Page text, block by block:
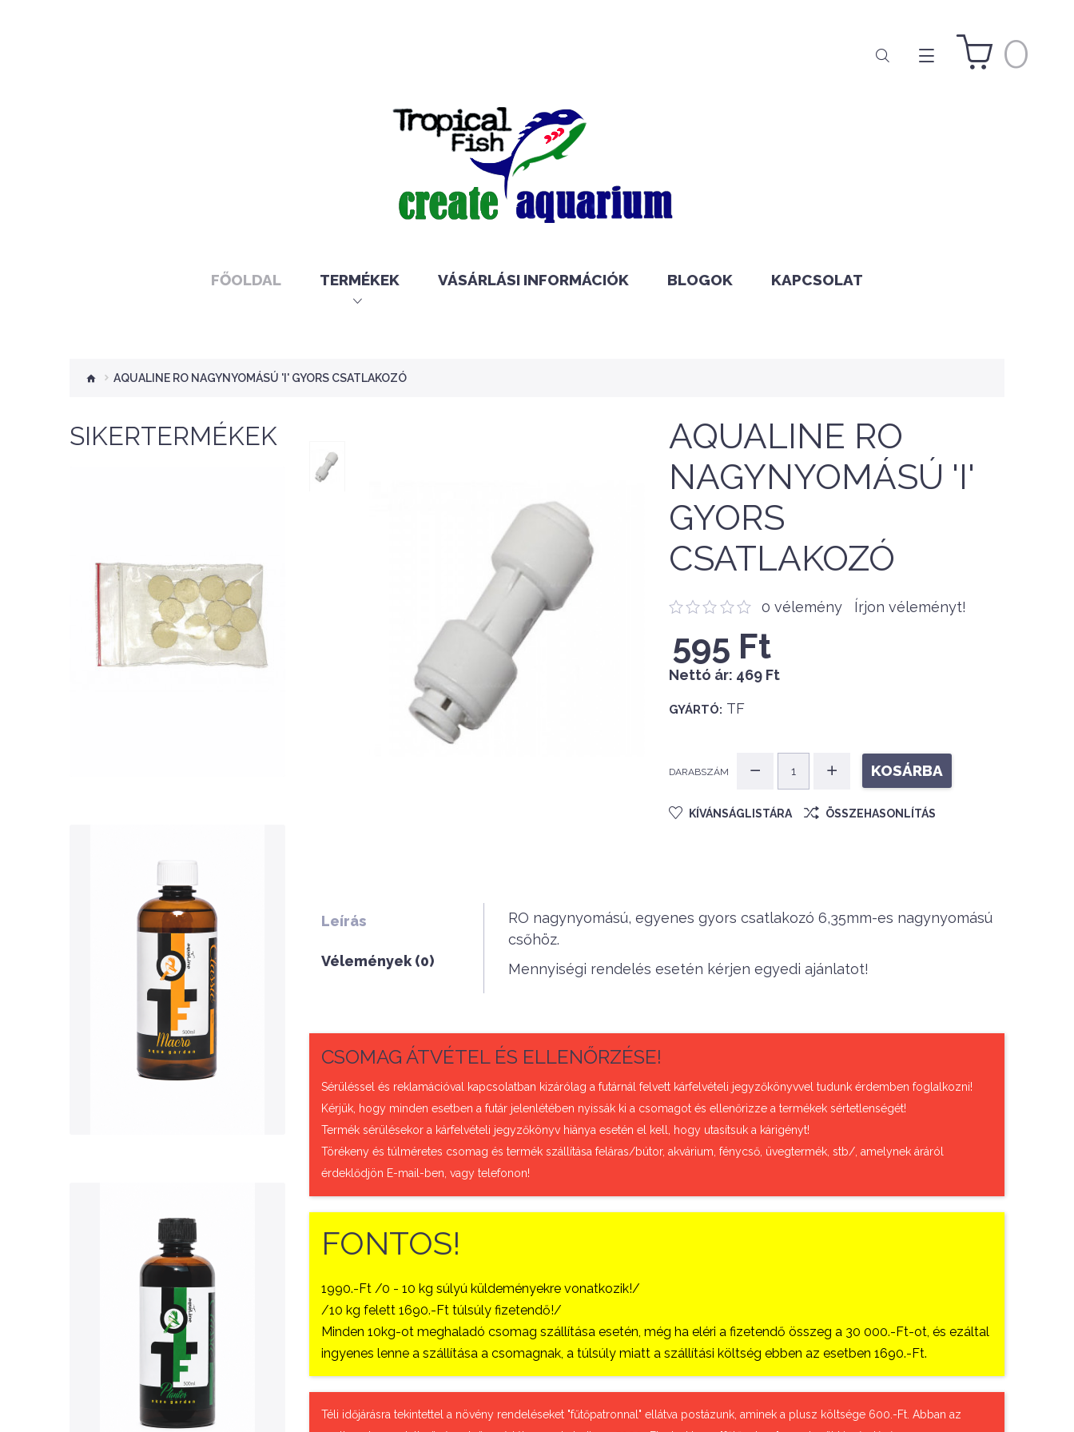
0
FŐOLDAL TERMÉKEK VÁSÁRLÁSI INFORMÁCIÓK BLOGOK KAPCSOLAT
AQUALINE RO NAGYNYOMÁSÚ 'I' GYORS CSATLAKOZÓ
SIKERTERMÉKEK
Nettó ár: 276 Ft
Aquaplant tápanyag
tabletta 10db
Nettó ár: 3,134 Ft
AquaLine TF Macro 500ml
KOSÁRBA
QUICK VIEW
Nettó ár: 3,421 Ft
AquaLine TF Planter
500ml
KOSÁRBA
AQUALINE RO
NAGYNYOMÁSÚ 'I'
GYORS
CSATLAKOZÓ
0 vélemény Írjon véleményt!
595 Ft
Nettó ár: 469 Ft
GYÁRTÓ: TF
DARABSZÁM KOSÁRBA
KÍVÁNSÁGLISTÁRA ÖSSZEHASONLÍTÁS
Leírás
Vélemények (0)
RO nagynyomású, egyenes gyors csatlakozó 6,35mm-es nagynyomású
csőhöz.
Mennyiségi rendelés esetén kérjen egyedi ajánlatot!
CSOMAG ÁTVÉTEL ÉS ELLENŐRZÉSE!
Sérüléssel és reklamációval kapcsolatban kizárólag a futárnál felvett kárfelvételi jegyzőkönyvvel tudunk érdemben foglalkozni!
Kérjük, hogy minden esetben a futár jelenlétében nyissák ki a csomagot és ellenőrizze a termékek sértetlenségét!
Termék sérülésekor a kárfelvételi jegyzőkönyv hiánya esetén el kell, hogy utasítsuk a kárigényt!
Törékeny és túlméretes csomag és termék szállítása feláras/bútor, akvárium, fénycső, üvegtermék, stb/, amelynek áráról
érdeklődjön E-mail-ben, vagy telefonon!
FONTOS!
1990.-Ft /0 - 10 kg súlyú küldeményekre vonatkozik!/
/10 kg felett 1690.-Ft túlsúly fizetendő!/
Minden 10kg-ot meghaladó csomag szállítása esetén, még ha eléri a fizetendő összeg a 30 000.-Ft-ot, és ezáltal
ingyenes lenne a szállítása a csomagnak, a túlsúly miatt a szállítási költség ebben az esetben 1690.-Ft.
Téli időjárásra tekintettel a növény rendeléseket "fűtőpatronnal" ellátva postázunk, aminek a plusz költsége 600.-Ft. Abban az